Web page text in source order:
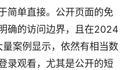
简单直接。公开页面的免
确的访问边界，且在2024
案例显示，依然有相当数
录观看，尤其是公开的短